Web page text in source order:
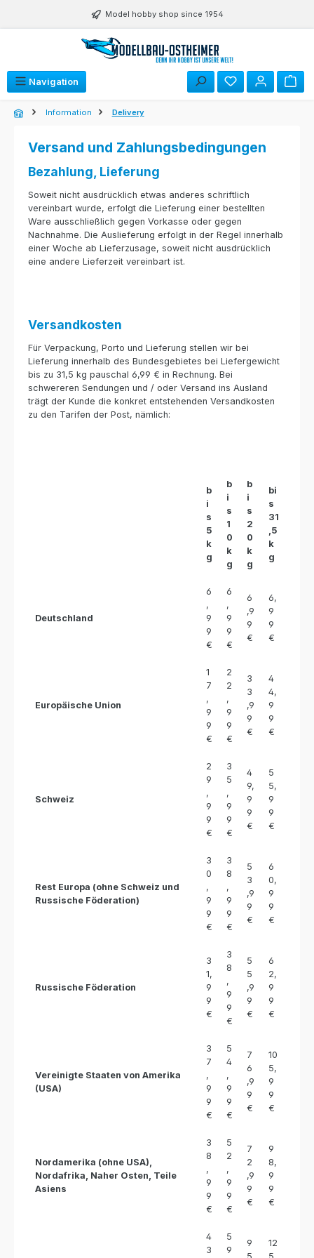
Model hobby shop since 1954
Navigation You have 0
Information Delivery
Versand und Zahlungsbedingungen
Bezahlung, Lieferung
Soweit nicht ausdrücklich etwas anderes schriftlich
vereinbart wurde, erfolgt die Lieferung einer bestellten
Ware ausschließlich gegen Vorkasse oder gegen
Nachnahme. Die Auslieferung erfolgt in der Regel innerhalb
einer Woche ab Lieferzusage, soweit nicht ausdrücklich
eine andere Lieferzeit vereinbart ist.
Versandkosten
Für Verpackung, Porto und Lieferung stellen wir bei
Lieferung innerhalb des Bundesgebietes bei Liefergewicht
bis zu 31,5 kg pauschal 6,99 € in Rechnung. Bei
schwereren Sendungen und / oder Versand ins Ausland
trägt der Kunde die konkret entstehenden Versandkosten
zu den Tarifen der Post, nämlich:
b
i
s
5
k
g
b
i
s
1
0
k
g
b
i
s
2
0
k
g
bi
s
31
,5
k
g
Deutschland
6
,
9
9
€
6
,
9
9
€
6
,9
9
€
6,
9
9
€
Europäische Union
1
7
,
9
9
€
2
2
,
9
9
€
3
3
,9
9
€
4
4,
9
9
€
Schweiz
2
9
,
9
9
€
3
5
,
9
9
€
4
9,
9
9
€
5
5,
9
9
€
Rest Europa (ohne Schweiz und
Russische Föderation)
3
0
,
9
9
€
3
8
,
9
9
€
5
3
,9
9
€
6
0,
9
9
€
Russische Föderation
3
1,
9
9
€
3
8
,
9
9
€
5
5
,9
9
€
6
2,
9
9
€
Vereinigte Staaten von Amerika
(USA)
3
7
,
9
9
€
5
4
,
9
9
€
7
6
,9
9
€
10
5,
9
9
€
Nordamerika (ohne USA),
Nordafrika, Naher Osten, Teile
Asiens
3
8
,
9
9
€
5
2
,
9
9
€
7
2
,9
9
€
9
8,
9
9
€
4
3
5
9
9
12